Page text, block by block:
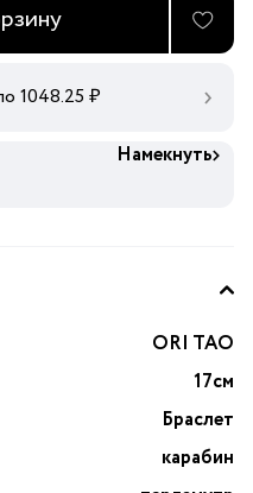
1048.25 ₽
Намекнуть
ORI TAO
17см
Браслет
карабин